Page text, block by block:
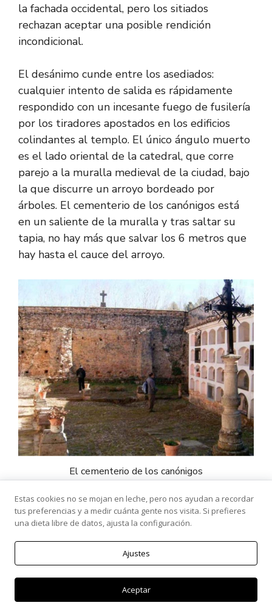
la fachada occidental, pero los sitiados
rechazan aceptar una posible rendición
incondicional.
El desánimo cunde entre los asediados:
cualquier intento de salida es rápidamente
respondido con un incesante fuego de fusilería
por los tiradores apostados en los edificios
colindantes al templo. El único ángulo muerto
es el lado oriental de la catedral, que corre
parejo a la muralla medieval de la ciudad, bajo
la que discurre un arroyo bordeado por
árboles. El cementerio de los canónigos está
en un saliente de la muralla y tras saltar su
tapia, no hay más que salvar los 6 metros que
hay hasta el cauce del arroyo.
El cementerio de los canónigos
Estas cookies no se mojan en leche, pero nos ayudan a recordar
tus preferencias y a medir cuánta gente nos visita. Si prefieres
una dieta libre de datos, ajusta la configuración.
Ajustes
Aceptar